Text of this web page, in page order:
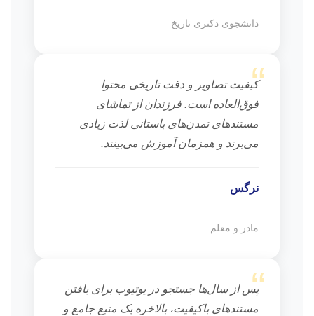
دانشجوی دکتری تاریخ
“کیفیت تصاویر و دقت تاریخی محتوا
فوق‌العاده است. فرزندان از تماشای
مستندهای تمدن‌های باستانی لذت زیادی
می‌برند و همزمان آموزش می‌بینند.
نرگس
مادر و معلم
“پس از سال‌ها جستجو در یوتیوب برای یافتن
مستندهای باکیفیت، بالاخره یک منبع جامع و